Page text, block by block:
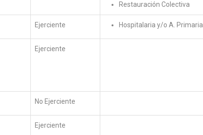
Restauración Colectiva
Ejerciente Hospitalaria y/o A. Primaria
Ejerciente
No Ejerciente
Ejerciente